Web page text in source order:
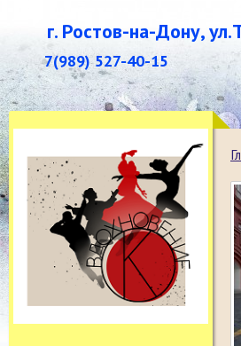
г. Ростов-на-Дону,
7(989) 527-40-15